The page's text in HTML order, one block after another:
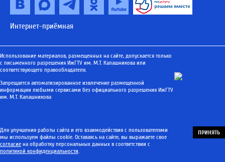
Интернет-приёмная
Использование материалов, размещенных на сайте, допускается только
с письменного разрешения ИжГТУ им. М.Т. Калашникова или
соответствующего правообладателя.
Запрещается автоматизированное извлечение размещенной
информации любыми сервисами без официального разрешения ИжГТУ
им. М.Т. Калашникова
Для улучшения работы сайта и его взаимодействия с пользователями
мы используем файлы cookie. Оставаясь на сайте, вы выражаете свое
согласие на обработку персональных данных в соответствии с
политикой конфиденциальности.
ПРИНЯТЬ